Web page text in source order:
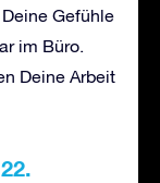
Gefühle
im Büro.
Deine Arbeit